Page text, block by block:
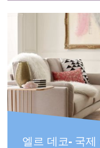
엘르 데코- 국제